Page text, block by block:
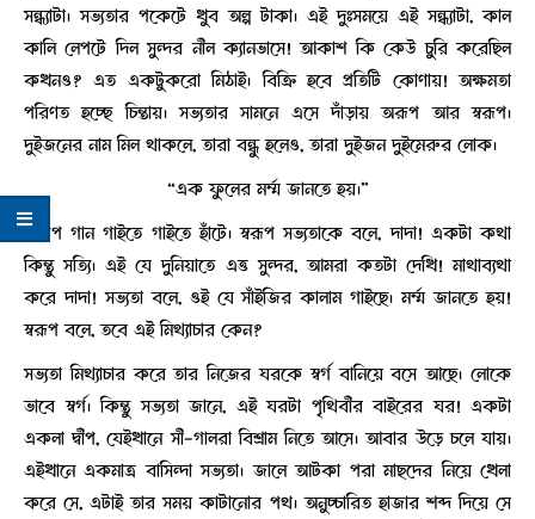
সন্ধ্যাটা। সভ্যতার পকেটে খুব অল্প টাকা। এই দুঃসময়ে এই সন্ধ্যাটা, কাল
কালি লেপটে দিল সুন্দর নীল ক্যানভাসে! আকাশ কি কেউ চুরি করেছিল
কখনও? এত একটুকরো মিঠাই। বিক্রি হবে প্রতিটি কোণায়! অক্ষমতা
পরিণত হচ্ছে চিন্তায়। সভ্যতার সামনে এসে দাঁড়ায় অরূপ আর স্বরূপ।
দুইজনের নাম মিল থাকলে, তারা বন্ধু হলেও, তারা দুইজন দুইমেরুর লোক।
“এক ফুলের মর্ম্ম জানতে হয়।”
অরূপ গান গাইতে গাইতে হাঁটে। স্বরূপ সভ্যতাকে বলে, দাদা! একটা কথা
কিন্তু সত্যি। এই যে দুনিয়াতে এত্ত সুন্দর, আমরা কতটা দেখি! মাথাব্যথা
করে দাদা! সভ্যতা বলে, ওই যে সাঁইজির কালাম গাইছে। মর্ম্ম জানতে হয়!
স্বরূপ বলে, তবে এই মিথ্যাচার কেন?
সভ্যতা মিথ্যাচার করে তার নিজের ঘরকে স্বর্গ বানিয়ে বসে আছে। লোকে
ভাবে স্বর্গ। কিন্তু সভ্যতা জানে, এই ঘরটা পৃথিবীর বাইরের ঘর! একটা
একলা দ্বীপ, যেইখানে সী-গালরা বিশ্রাম নিতে আসে। আবার উড়ে চলে যায়।
এইখানে একমাত্র বাসিন্দা সভ্যতা। জালে আটকা পরা মাছদের নিয়ে খেলা
করে সে, এটাই তার সময় কাটানোর পথ। অনুচ্চারিত হাজার শব্দ দিয়ে সে